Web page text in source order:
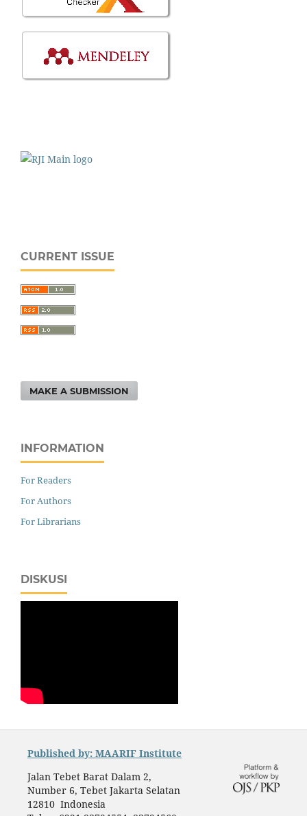
CURRENT ISSUE
MAKE A SUBMISSION
INFORMATION
For Readers
For Authors
For Librarians
DISKUSI
Published by: MAARIF Institute
Jalan Tebet Barat Dalam 2,
Number 6, Tebet Jakarta Selatan
12810 Indonesia